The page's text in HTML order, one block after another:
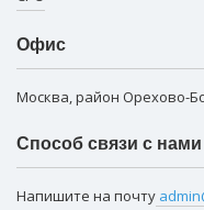
Офис
Москва, район Орехово-
Способ связи с нами
Напишите на почту